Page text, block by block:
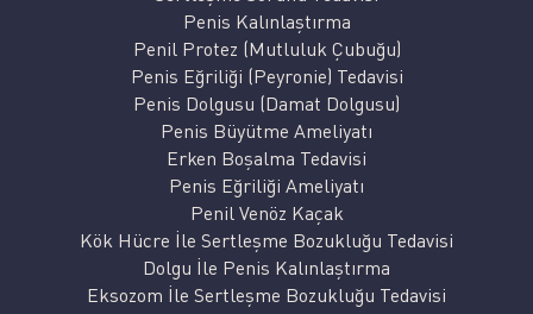
Penis Kalınlaştırma
Penil Protez (Mutluluk Çubuğu)
Penis Eğriliği (Peyronie) Tedavisi
Penis Dolgusu (Damat Dolgusu)
Penis Büyütme Ameliyatı
Erken Boşalma Tedavisi
Penis Eğriliği Ameliyatı
Penil Venöz Kaçak
Kök Hücre İle Sertleşme Bozukluğu Tedavisi
Dolgu İle Penis Kalınlaştırma
Eksozom İle Sertleşme Bozukluğu Tedavisi